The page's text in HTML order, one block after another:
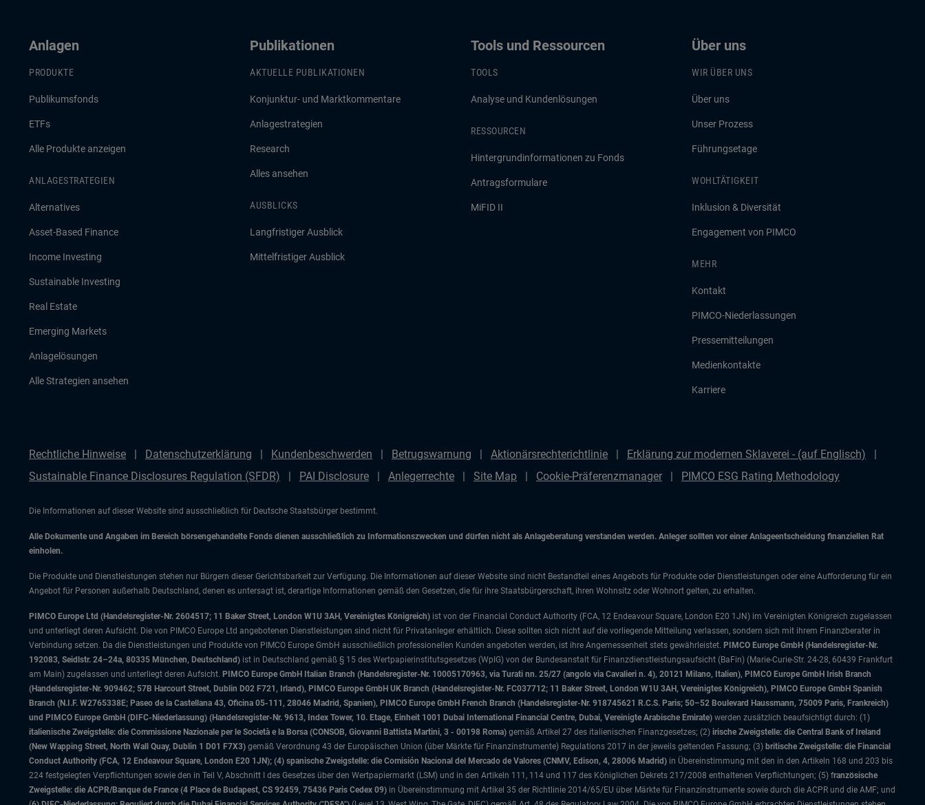
Anlagen
PRODUKTE
Publikumsfonds
ETFs
Alle Produkte anzeigen
ANLAGESTRATEGIEN
Alternatives
Asset-Based Finance
Income Investing
Sustainable Investing
Real Estate
Emerging Markets
Anlagelösungen
Alle Strategien ansehen
Publikationen
AKTUELLE PUBLIKATIONEN
Konjunktur- und Marktkommentare
Anlagestrategien
Research
Alles ansehen
AUSBLICKS
Langfristiger Ausblick
Mittelfristiger Ausblick
Tools und Ressourcen
TOOLS
Analyse und Kundenlösungen
RESSOURCEN
Hintergrundinformationen zu Fonds
Antragsformulare
MiFID II
Über uns
WIR ÜBER UNS
Über uns
Unser Prozess
Führungsetage
WOHLTÄTIGKEIT
Inklusion & Diversität
Engagement von PIMCO
MEHR
Kontakt
PIMCO-Niederlassungen
Pressemitteilungen
Medienkontakte
Karriere
Rechtliche Hinweise Datenschutzerklärung Kundenbeschwerden Betrugswarnung Aktionärsrechterichtlinie
Erklärung zur modernen Sklaverei - (auf Englisch)
Sustainable Finance Disclosures Regulation (SFDR)
PAI Disclosure Anlegerrechte Site Map Cookie-Präferenzmanager PIMCO ESG Rating Methodology
Die Informationen auf dieser Website sind ausschließlich für Deutsche Staatsbürger bestimmt.
Alle Dokumente und Angaben im Bereich börsengehandelte Fonds dienen ausschließlich zu Informationszwecken und dürfen nicht als Anlageberatung verstanden werden. Anleger sollten vor einer Anlageentscheidung finanziellen Rat
einholen.
Die Produkte und Dienstleistungen stehen nur Bürgern dieser Gerichtsbarkeit zur Verfügung. Die Informationen auf dieser Website sind nicht Bestandteil eines Angebots für Produkte oder Dienstleistungen oder eine Aufforderung für ein
Angebot für Personen außerhalb Deutschland, denen es untersagt ist, derartige Informationen gemäß den Gesetzen, die für ihre Staatsbürgerschaft, ihren Wohnsitz oder Wohnort gelten, zu erhalten.
PIMCO Europe Ltd (Handelsregister-Nr. 2604517; 11 Baker Street, London W1U 3AH, Vereinigtes Königreich) ist von der Financial Conduct Authority (FCA, 12 Endeavour Square, London E20 1JN) im Vereinigten Königreich zugelassen
und unterliegt deren Aufsicht. Die von PIMCO Europe Ltd angebotenen Dienstleistungen sind nicht für Privatanleger erhältlich. Diese sollten sich nicht auf die vorliegende Mitteilung verlassen, sondern sich mit ihrem Finanzberater in
Verbindung setzen. Da die Dienstleistungen und Produkte von PIMCO Europe GmbH ausschließlich professionellen Kunden angeboten werden, ist ihre Angemessenheit stets gewährleistet. PIMCO Europe GmbH (Handelsregister-Nr.
192083, Seidlstr. 24–24a, 80335 München, Deutschland) ist in Deutschland gemäß § 15 des Wertpapierinstitutsgesetzes (WpIG) von der Bundesanstalt für Finanzdienstleistungsaufsicht (BaFin) (Marie-Curie-Str. 24-28, 60439 Frankfurt
am Main) zugelassen und unterliegt deren Aufsicht. PIMCO Europe GmbH Italian Branch (Handelsregister-Nr. 10005170963, via Turati nn. 25/27 (angolo via Cavalieri n. 4), 20121 Milano, Italien), PIMCO Europe GmbH Irish Branch
(Handelsregister-Nr. 909462; 57B Harcourt Street, Dublin D02 F721, Irland), PIMCO Europe GmbH UK Branch (Handelsregister-Nr. FC037712; 11 Baker Street, London W1U 3AH, Vereinigtes Königreich), PIMCO Europe GmbH Spanish
Branch (N.I.F. W2765338E; Paseo de la Castellana 43, Oficina 05-111, 28046 Madrid, Spanien), PIMCO Europe GmbH French Branch (Handelsregister-Nr. 918745621 R.C.S. Paris; 50–52 Boulevard Haussmann, 75009 Paris, Frankreich)
und PIMCO Europe GmbH (DIFC-Niederlassung) (Handelsregister-Nr. 9613, Index Tower, 10. Etage, Einheit 1001 Dubai International Financial Centre, Dubai, Vereinigte Arabische Emirate) werden zusätzlich beaufsichtigt durch: (1)
italienische Zweigstelle: die Commissione Nazionale per le Società e la Borsa (CONSOB, Giovanni Battista Martini, 3 - 00198 Roma) gemäß Artikel 27 des italienischen Finanzgesetzes; (2) irische Zweigstelle: die Central Bank of Ireland
(New Wapping Street, North Wall Quay, Dublin 1 D01 F7X3) gemäß Verordnung 43 der Europäischen Union (über Märkte für Finanzinstrumente) Regulations 2017 in der jeweils geltenden Fassung; (3) britische Zweigstelle: die Financial
Conduct Authority (FCA, 12 Endeavour Square, London E20 1JN); (4) spanische Zweigstelle: die Comisión Nacional del Mercado de Valores (CNMV, Edison, 4, 28006 Madrid) in Übereinstimmung mit den in den Artikeln 168 und 203 bis
224 festgelegten Verpflichtungen sowie den in Teil V, Abschnitt I des Gesetzes über den Wertpapiermarkt (LSM) und in den Artikeln 111, 114 und 117 des Königlichen Dekrets 217/2008 enthaltenen Verpflichtungen; (5) französische
Zweigstelle: die ACPR/Banque de France (4 Place de Budapest, CS 92459, 75436 Paris Cedex 09) in Übereinstimmung mit Artikel 35 der Richtlinie 2014/65/EU über Märkte für Finanzinstrumente sowie durch die ACPR und die AMF; und